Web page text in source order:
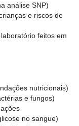
análise SNP)
e riscos de
feitos em
nutricionais)
e fungos)
no sangue)